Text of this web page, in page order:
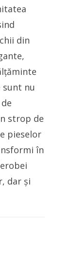
din
nu
strop de
pieselor
în
dar și